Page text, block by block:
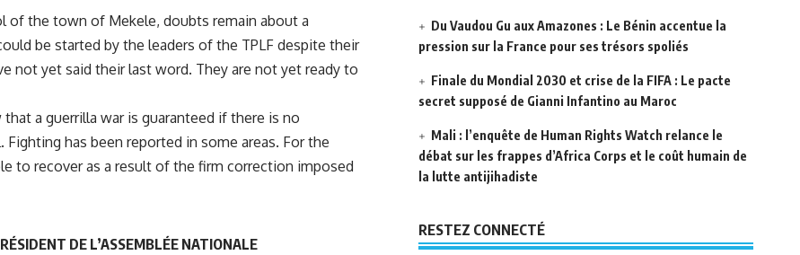
of the town of Mekele, doubts remain about a
be started by the leaders of the TPLF despite their
not yet said their last word. They are not yet ready to
a guerrilla war is guaranteed if there is no
Fighting has been reported in some areas. For the
to recover as a result of the firm correction imposed
DE L’ASSEMBLÉE NATIONALE
Du Vaudou Gu aux Amazones : Le Bénin accentue la
pression sur la France pour ses trésors spoliés
Finale du Mondial 2030 et crise de la FIFA : Le pacte
secret supposé de Gianni Infantino au Maroc
Mali : l’enquête de Human Rights Watch relance le
débat sur les frappes d’Africa Corps et le coût humain de
la lutte antijihadiste
RESTEZ CONNECTÉ